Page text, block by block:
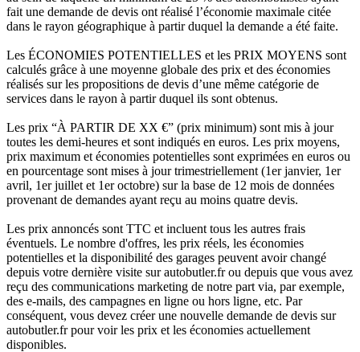
fait une demande de devis ont réalisé l’économie maximale citée
dans le rayon géographique à partir duquel la demande a été faite.
Les ÉCONOMIES POTENTIELLES et les PRIX MOYENS sont
calculés grâce à une moyenne globale des prix et des économies
réalisés sur les propositions de devis d’une même catégorie de
services dans le rayon à partir duquel ils sont obtenus.
Les prix “À PARTIR DE XX €” (prix minimum) sont mis à jour
toutes les demi-heures et sont indiqués en euros. Les prix moyens,
prix maximum et économies potentielles sont exprimées en euros ou
en pourcentage sont mises à jour trimestriellement (1er janvier, 1er
avril, 1er juillet et 1er octobre) sur la base de 12 mois de données
provenant de demandes ayant reçu au moins quatre devis.
Les prix annoncés sont TTC et incluent tous les autres frais
éventuels. Le nombre d'offres, les prix réels, les économies
potentielles et la disponibilité des garages peuvent avoir changé
depuis votre dernière visite sur autobutler.fr ou depuis que vous avez
reçu des communications marketing de notre part via, par exemple,
des e-mails, des campagnes en ligne ou hors ligne, etc. Par
conséquent, vous devez créer une nouvelle demande de devis sur
autobutler.fr pour voir les prix et les économies actuellement
disponibles.